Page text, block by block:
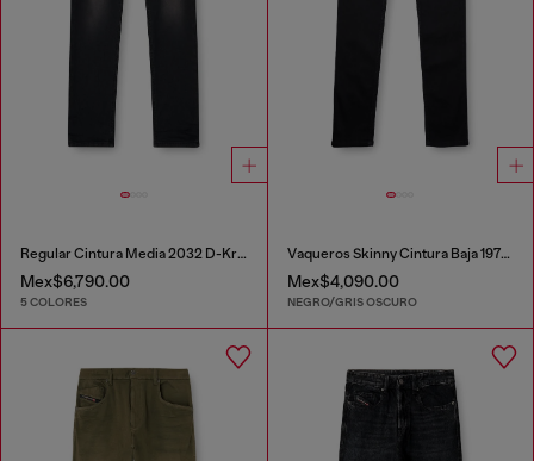
Regular Cintura Media 2032 D-Krooley-BW Joggjeans®
Mex$6,790.00
5 COLORES
Vaqueros Skinny Cintura Baja 1979 Sleenker
Mex$4,090.00
NEGRO/GRIS OSCURO